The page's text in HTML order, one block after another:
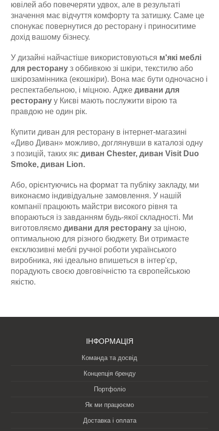
ювілей або повечеряти удвох, але в результаті
значення має відчуття комфорту та затишку. Саме це
спонукає повернутися до ресторану і приноситиме
дохід вашому бізнесу.
У дизайні найчастіше використовуються м'які меблі
для ресторану з оббивкою зі шкіри, текстилю або
шкірозамінника (екошкіри). Вона має бути одночасно і
респектабельною, і міцною. Аджедивани для
ресторану у Києві мають послужити вірою та
правдою не один рік.
Купити диван для ресторану в інтернет-магазині
«Диво Диван» можливо, доглянувши в каталозі одну
з позицій, таких як:диван Chester, диван Visit Duo
Smoke, диван Lion.
Або, орієнтуючись на формат та публіку закладу, ми
виконаємо індивідуальне замовлення. У нашій
компанії працюють майстри високого рівня та
впораються із завданням будь-якої складності. Ми
виготовляємодивани для ресторану за ціною,
оптимальною для різного бюджету. Ви отримаєте
ексклюзивні меблі ручної роботи українського
виробника, які ідеально впишеться в інтер'єр,
порадують своєю довговічністю та європейською
якістю.
ІНФОРМАЦІЯ
Команда та досвід
Концепція бренду
Портфоліо
Як ми працюємо
Доставка і оплата